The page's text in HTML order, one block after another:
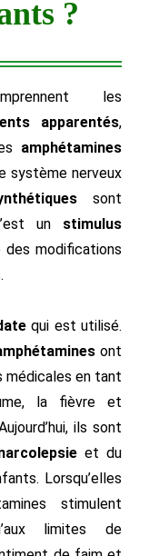
?
les
apparentés,
amphétamines
système nerveux
sont
un stimulus
modifications
qui est utilisé.
ont
médicales en tant
la fièvre et
ils sont
et du
Lorsqu’elles
stimulent
limites de